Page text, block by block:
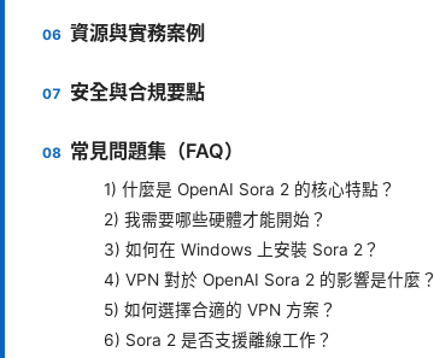
資源與實務案例
安全與合規要點
常見問題集（FAQ）
1) 什麼是 OpenAI Sora 2 的核心特點？
2) 我需要哪些硬體才能開始？
3) 如何在 Windows 上安裝 Sora 2？
4) VPN 對於 OpenAI Sora 2 的影響是什麼？
5) 如何選擇合適的 VPN 方案？
6) Sora 2 是否支援離線工作？